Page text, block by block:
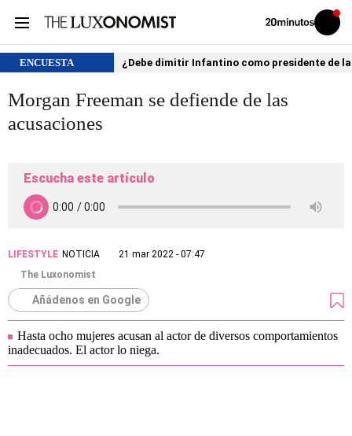
Volver
Iniciar
sesión
ENCUESTA ¿Debe dimitir Infantino como presidente de
Morgan Freeman se defiende de las
acusaciones
Escucha este artículo
LIFESTYLE NOTICIA
21 mar 2022 - 07:47
The Luxonomist
Añádenos en Google
Hasta ocho mujeres acusan al actor de diversos comportamientos
inadecuados. El actor lo niega.